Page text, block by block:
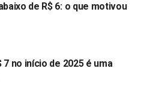
eletrônicos Brasileiros:
e um marco
Tipos de Apostas
e Sistema
de R$ 6: o que motivou
7 no início de 2025 é uma